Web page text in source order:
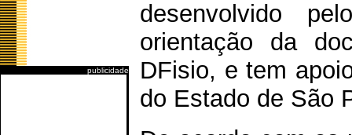
publicidade
desenvolvido
orientação da
DFisio, e tem
do Estado de São